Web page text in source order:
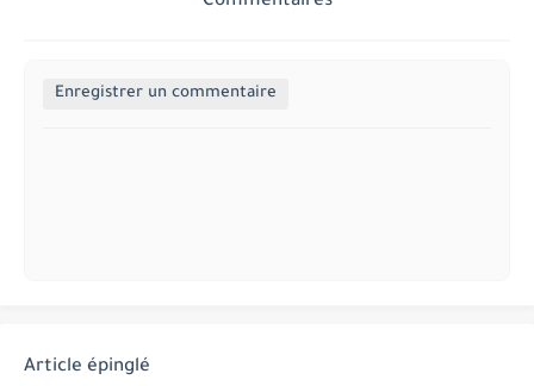
Enregistrer un commentaire
Article épinglé